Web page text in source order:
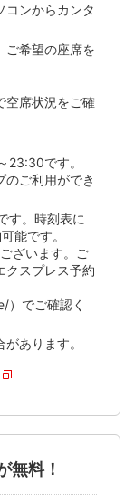
コンからカンタ
ご希望の座席を
空席状況をご確
23:30です。
ご利用ができ
す。時刻表に
能です。
ざいます。ご
クスプレス予約
でご確認く
あります。
無料！